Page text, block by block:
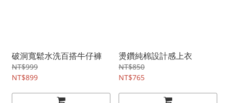
破洞寬鬆水洗百搭牛仔褲
NT$999
NT$899
燙鑽純棉設計感上衣
NT$850
NT$765